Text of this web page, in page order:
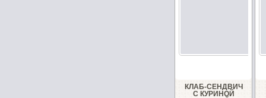
КЛАБ-СЕНДВИЧ
С КУРИНОЙ